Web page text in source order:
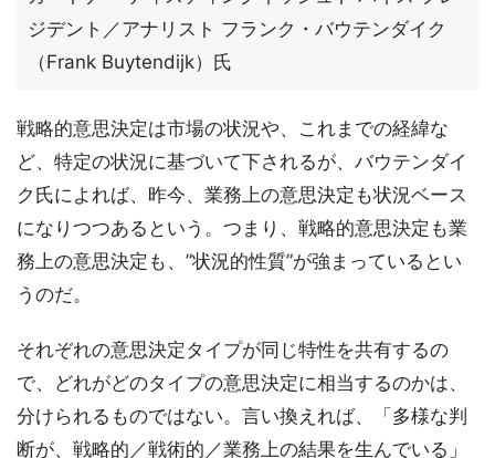
ジデント／アナリスト フランク・バウテンダイク
（Frank Buytendijk）氏
戦略的意思決定は市場の状況や、これまでの経緯な
ど、特定の状況に基づいて下されるが、バウテンダイ
ク氏によれば、昨今、業務上の意思決定も状況ベース
になりつつあるという。つまり、戦略的意思決定も業
務上の意思決定も、”状況的性質”が強まっているとい
うのだ。
それぞれの意思決定タイプが同じ特性を共有するの
で、どれがどのタイプの意思決定に相当するのかは、
分けられるものではない。言い換えれば、「多様な判
断が、戦略的／戦術的／業務上の結果を生んでいる」